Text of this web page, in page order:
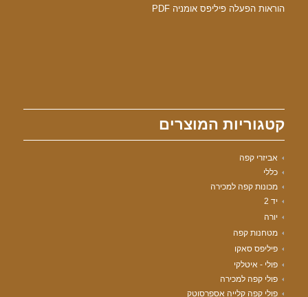
הוראות הפעלה פיליפס אומניה PDF
קטגוריות המוצרים
אביזרי קפה
כללי
מכונות קפה למכירה
יד 2
יורה
מטחנות קפה
פיליפס סאקו
פולי - איטלקי
פולי קפה למכירה
פולי קפה קלייה אספרסוטק